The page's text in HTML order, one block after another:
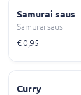
Samurai saus
Samurai saus
€ 0,95
Curry